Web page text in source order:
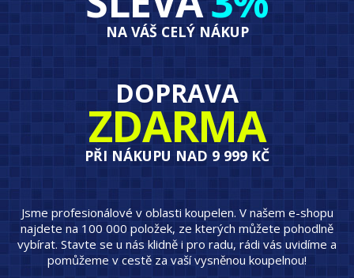
NA VÁŠ CELÝ NÁKUP
DOPRAVA
ZDARMA
PŘI NÁKUPU NAD 9 999 KČ
Jsme profesionálové v oblasti koupelen. V našem e-shopu
najdete na 100 000 položek, ze kterých můžete pohodlně
vybírat. Stavte se u nás klidně i pro radu, rádi vás uvidíme a
pomůžeme v cestě za vaší vysněnou koupelnou!